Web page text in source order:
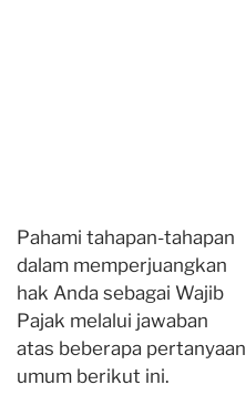
Pahami tahapan-tahapan
dalam memperjuangkan
hak Anda sebagai Wajib
Pajak melalui jawaban
atas beberapa pertanyaan
umum berikut ini.